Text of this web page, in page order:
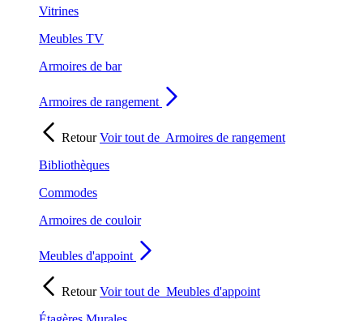
Vitrines
Meubles TV
Armoires de bar
Armoires de rangement
RetourVoir tout de Armoires de rangement
Bibliothèques
Commodes
Armoires de couloir
Meubles d'appoint
RetourVoir tout de Meubles d'appoint